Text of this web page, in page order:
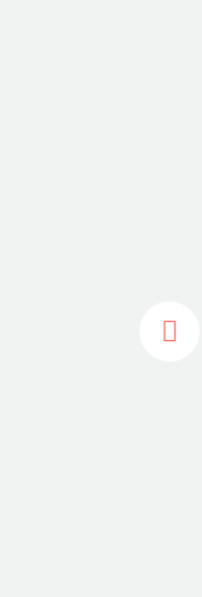

